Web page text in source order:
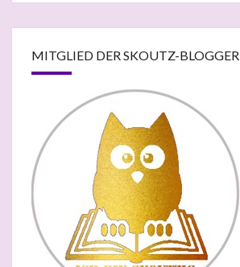
MITGLIED DER SKOUTZ-BLOGGER